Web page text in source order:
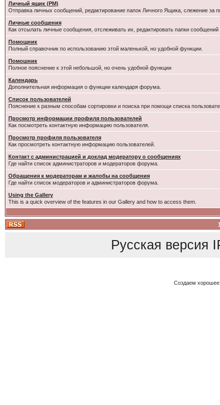
Личный ящик (PM)
Отправка личных сообщений, редактирование папок Личного Ящика, слежение за
Личные сообщения
Как отсылать личные сообщения, отслеживать их, редактировать папки
Помощник
Полный справочник по использованию этой маленькой, но удобной функции.
Помошник
Полное пояснение к этой небольшой, но очень удобной функции
Календарь
Дополнительная информация о функции календаря форума.
Список пользователей
Пояснение к разным способам сортировки и поиска при помощи списка
Просмотр информации профиля пользователей
Как посмотреть контактную информацию пользователя.
Просмотр профиля пользователя
Как просмотреть контактную информацию пользователей.
Контакт с администрацией и доклад модератору о сообщениях
Где найти список администраторов и модераторов форума.
Обращения к модераторам и жалобы на сообщения
Где найти список модераторов и администраторов форума.
Using the Gallery
This is a quick overview of the features in our Gallery and how to access them.
Русская версия
Создаем